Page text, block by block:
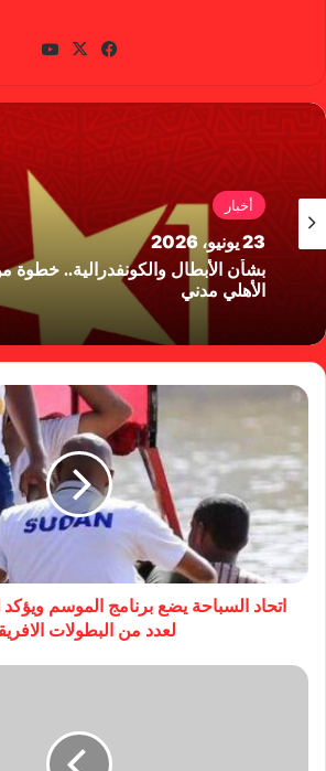
في
وك
X
أخبار
23 يونيو، 2026
بشأن الأبطال والكونفدرالية.. خطوة
الأهلي مدني
اتحاد السباحة يضع برنامج الموسم
لعدد من البطولات